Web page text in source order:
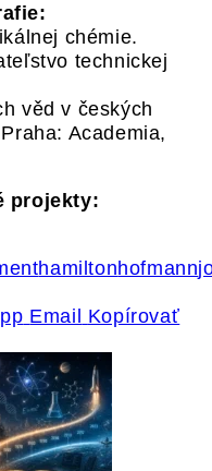
chémie.
technickej
věd v českých
Academia,
projekty:
hamiltonhofmann
Email Kopírovať